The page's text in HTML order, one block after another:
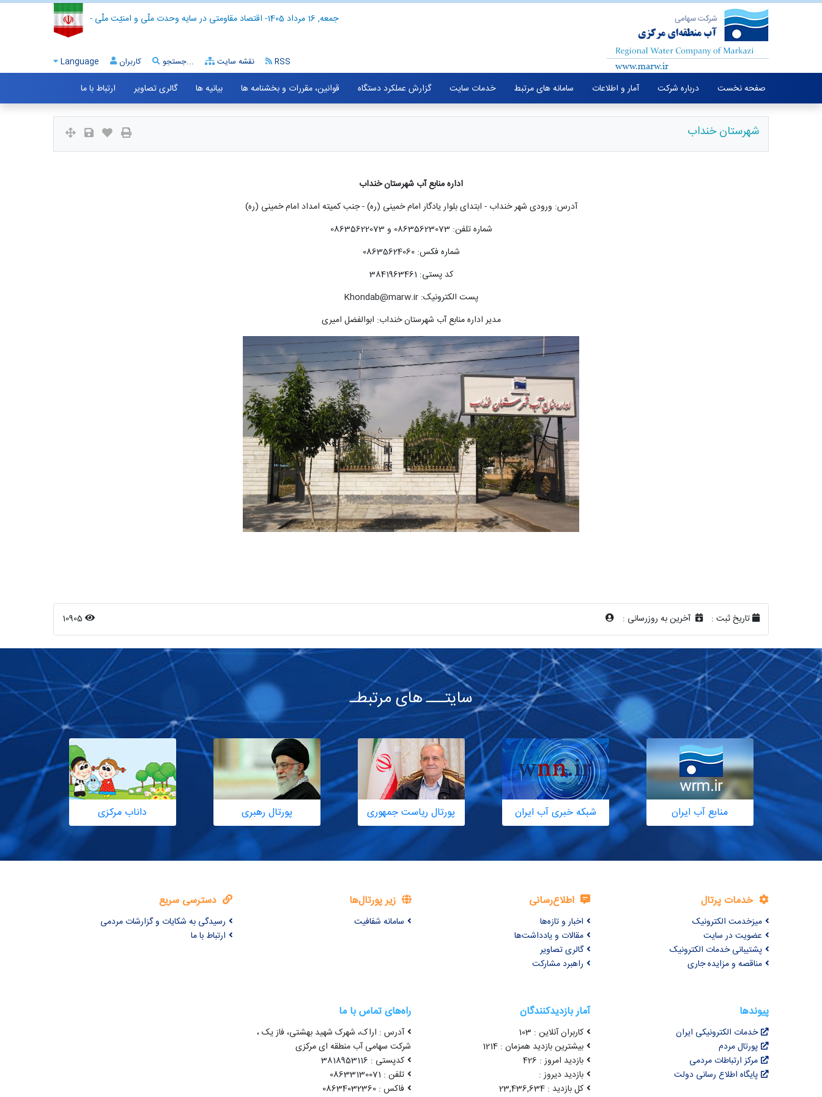
- اقتصاد مقاومتی در سایه وحدت ملّی و امنیّت ملّی - جمعه, 16 مرداد 1405
Language کاربران جستجو... نقشه سایت RSS
صفحه نخست درباره شرکت آمار و اطلاعات سامانه های مرتبط خدمات سایت گزارش عملکرد دستگاه قوانین، مقررات و بخشنامه ها بیانیه ها گالری تصاویر ارتباط با ما
شهرستان خنداب
اداره منابع آب شهرستان خنداب
آدرس: ورودی شهر خنداب - ابتدای بلوار یادگار امام خمینی (ره) - جنب کمیته امداد امام خمینی (ره)
شماره تلفن: 08635623073 و 08635622073
شماره فکس: 08635624060
کد پستی: 3841963461
پست الکترونیک: Khondab@marw.ir
مدیر اداره منابع آب شهرستان خنداب: ابوالفضل امیری
تاریخ ثبت : آخرین به روزرسانی : 10905
سایتـــ های مرتبطـ
منابع آب ایران شبکه خبری آب ایران پورتال ریاست جمهوری پورتال رهبری داناب مرکزی
خدمات پرتال
میزخدمت الکترونیک
عضویت در سایت
پشتیبانی خدمات الکترونیک
مناقصه و مزایده جاری
اطلاع‌رسانی
اخبار و تازه‌ها
مقالات و یادداشت‌ها
گالری تصاویر
راهبرد مشارکت
زیر پورتال‌ها
سامانه شفافیت
دسترسی سریع
رسیدگی به شکایات و گزارشات مردمی
ارتباط با ما
پیوندها
خدمات الکترونیکی ایران
پورتال مردم
مرکز ارتباطات مردمی
پایگاه اطلاع رسانی دولت
آمار بازدیدکنندگان
کاربران آنلاین : 103
بیشترین بازدید همزمان : 1214
بازدید امروز : 426
بازدید دیروز :
کل بازدید : 23,436,634
راه‌های تماس با ما
آدرس : اراک، شهرک شهید بهشتی، فاز یک ،
شرکت سهامی آب منطقه ای مرکزی
کدپستی : 3818953116
تلفن : 08633130071
فاکس : 08634032360